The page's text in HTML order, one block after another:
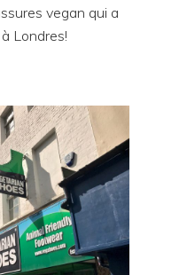
vegan qui a
Londres!